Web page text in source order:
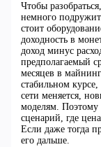
Чтобы
немного
стоит
доходность в
доход минус
предполагаемый
месяцев в
стабильном
сети меняется,
моделям. Поэтому
сценарий, где
Если даже тогда
его дальше.